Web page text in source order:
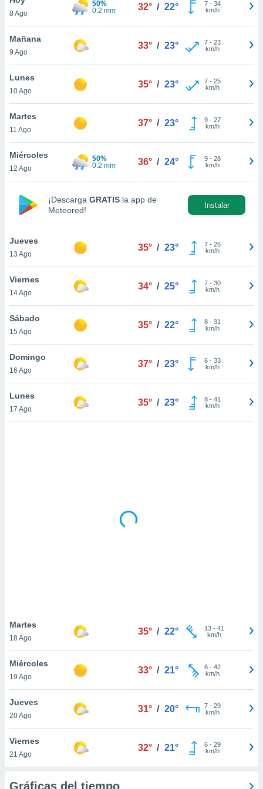
y
en
más
de
cookies
aceptar
de
sitio
de que
sean
para
ni para
únicos
similares
como
IP
posible
traten tus
en
Para
8 Ago
50%
0.2 mm
32° / 22° 7- 34
km/h
Mañana
9 Ago
33° / 23° 7- 23
km/h
Lunes
10 Ago
35° / 23° 7- 25
km/h
Martes
11 Ago
37° / 23° 9- 27
km/h
Miércoles
12 Ago
50%
0.2 mm
36° / 24° 9- 28
km/h
¡Descarga GRATIS la app de
Meteored!
Instalar
Jueves
13 Ago
35° / 23° 7- 26
km/h
Viernes
14 Ago
34° / 25° 7- 30
km/h
Sábado
15 Ago
35° / 22° 8- 31
km/h
Domingo
16 Ago
37° / 23° 6- 33
km/h
Lunes
17 Ago
35° / 23° 8- 41
km/h
Martes
18 Ago
35° / 22° 13- 41
km/h
Miércoles
19 Ago
33° / 21° 6- 42
km/h
Jueves
20 Ago
31° / 20° 7- 29
km/h
Viernes
21 Ago
32° / 21° 6- 29
km/h
Gráficas del tiempo